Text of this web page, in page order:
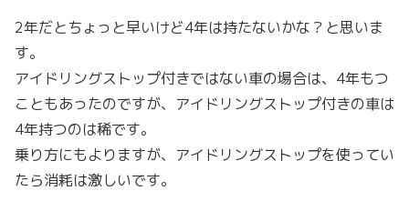
2年だとちょっと早いけど4年は持たないかな？と思いま
す。
アイドリングストップ付きではない車の場合は、4年もつ
こともあったのですが、アイドリングストップ付きの車は
4年持つのは稀です。
乗り方にもよりますが、アイドリングストップを使ってい
たら消耗は激しいです。